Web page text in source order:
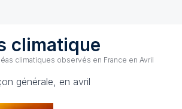
climatique
climatiques observés en France en Avril
générale, en avril